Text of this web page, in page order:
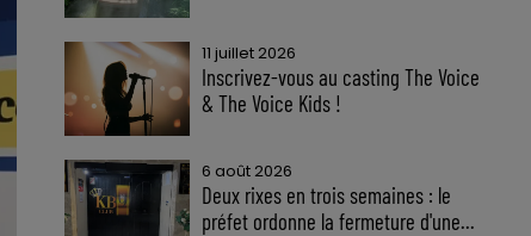
11 juillet 2026
Inscrivez-vous au casting The Voice
& The Voice Kids !
6 août 2026
Deux rixes en trois semaines : le
préfet ordonne la fermeture d'une...